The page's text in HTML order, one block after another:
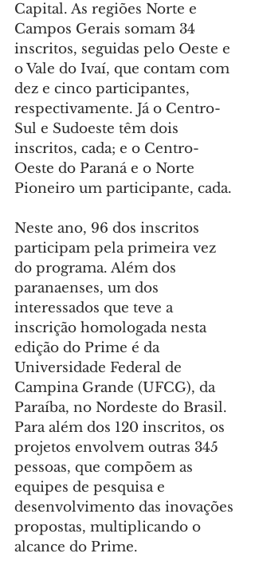
Capital. As regiões Norte e
Campos Gerais somam 34
inscritos, seguidas pelo Oeste e
o Vale do Ivaí, que contam com
dez e cinco participantes,
respectivamente. Já o Centro-
Sul e Sudoeste têm dois
inscritos, cada; e o Centro-
Oeste do Paraná e o Norte
Pioneiro um participante, cada.
Neste ano, 96 dos inscritos
participam pela primeira vez
do programa. Além dos
paranaenses, um dos
interessados que teve a
inscrição homologada nesta
edição do Prime é da
Universidade Federal de
Campina Grande (UFCG), da
Paraíba, no Nordeste do Brasil.
Para além dos 120 inscritos, os
projetos envolvem outras 345
pessoas, que compõem as
equipes de pesquisa e
desenvolvimento das inovações
propostas, multiplicando o
alcance do Prime.